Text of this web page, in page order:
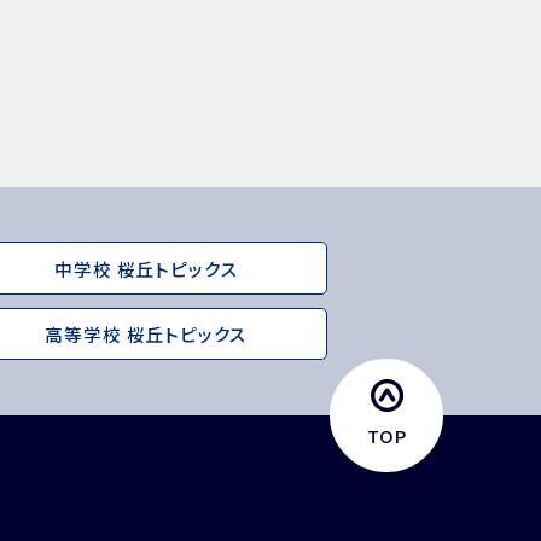
中学校 桜丘トピックス
高等学校 桜丘トピックス
TOP